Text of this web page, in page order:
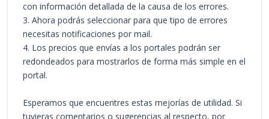
con información detallada de la causa de los errores.
3. Ahora podrás seleccionar para que tipo de errores
necesitas notificaciones por mail.
4. Los precios que envías a los portales podrán ser
redondeados para mostrarlos de forma más simple en el
portal.
Esperamos que encuentres estas mejorías de utilidad. Si
tuvieras comentarios o sugerencias al respecto, por